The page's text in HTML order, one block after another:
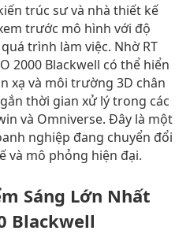
trúc sư và nhà thiết kế
trước mô hình với độ
trình làm việc. Nhờ RT
2000 Blackwell có thể hiển
xạ và môi trường 3D chân
thời gian xử lý trong các
và Omniverse. Đây là một
nghiệp đang chuyển đổi
và mô phỏng hiện đại.
Sáng Lớn Nhất
Blackwell